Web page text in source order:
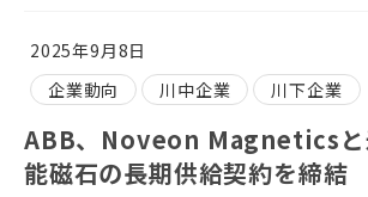
2025年9月8日
企業動向
川中企業 川下企業
ABB、Noveon Magneticsと
能磁石の長期供給契約を締結